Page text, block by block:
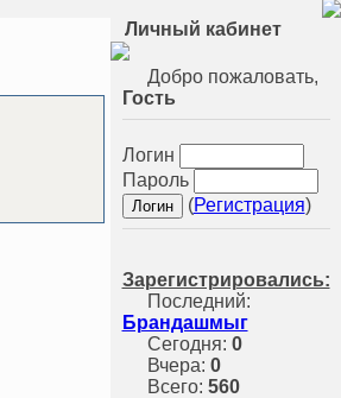
Личный кабинет
Добро пожаловать,
Гость
Логин
Пароль
(Регистрация)
Зарегистрировались:
Последний:
Брандашмыг
Сегодня: 0
Вчера: 0
Всего: 560